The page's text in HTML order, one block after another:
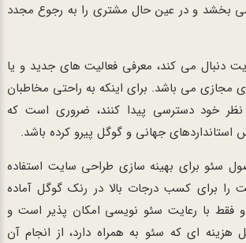
بخشد و در عین حال مشتری را به رجوع مجدد
دنبال می کند، معرفی فعالیت های جدید و یا
مجازی می باشد. برای اینکه به راحتی مخاطبان
خود دسترسی پیدا کنند، ضروری است که
استانداردهای جهانی و گوگل پیرو کرده باشد.
سئو برای بهینه سازی طراحی سایت استفاده
برای کسب درجات بالا در رنک گوگل آماده
و فقط با رعایت سئو نویسی امکان پذیر است و
هزینه ای که سئو به همراه دارد، از انجام آن